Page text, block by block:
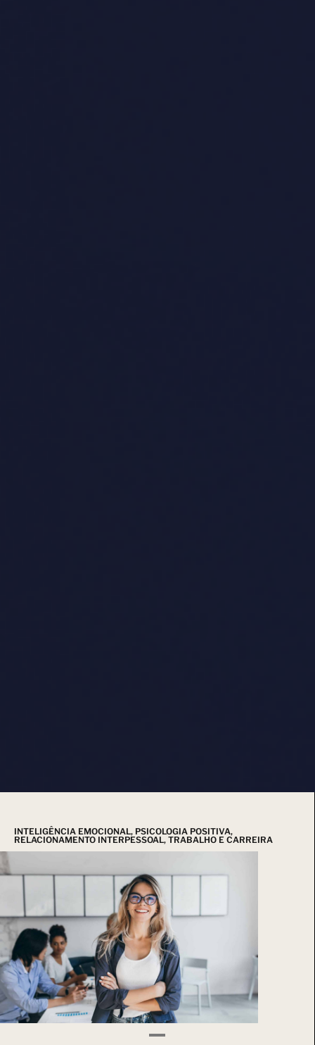
INTELIGÊNCIA EMOCIONAL, PSICOLOGIA POSITIVA,
RELACIONAMENTO INTERPESSOAL, TRABALHO E CARREIRA